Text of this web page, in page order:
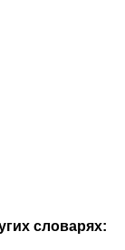
словарях: